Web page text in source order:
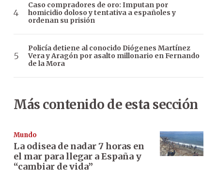
Caso compradores de oro: Imputan por
homicidio doloso y tentativa a españoles y
ordenan su prisión
Policía detiene al conocido Diógenes Martínez
Vera y Aragón por asalto millonario en Fernando
de la Mora
Más contenido de esta sección
Mundo
La odisea de nadar 7 horas en
el mar para llegar a España y
“cambiar de vida”